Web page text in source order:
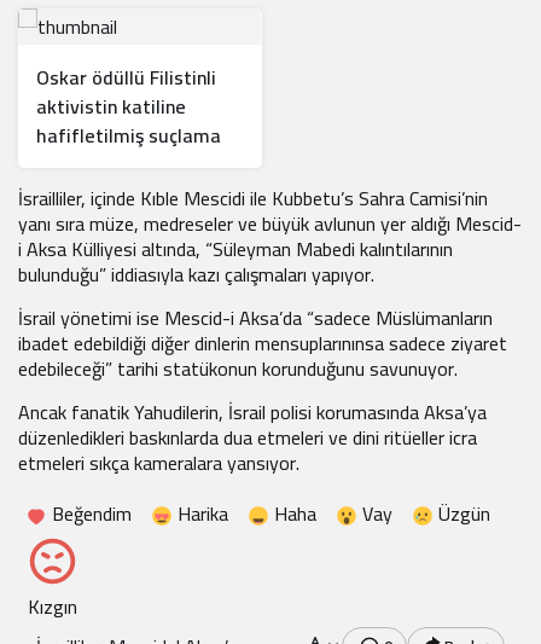
Oskar ödüllü Filistinli
aktivistin katiline
hafifletilmiş suçlama
İsrailliler, içinde Kıble Mescidi ile Kubbetu’s Sahra Camisi’nin
yanı sıra müze, medreseler ve büyük avlunun yer aldığı Mescid-
i Aksa Külliyesi altında, “Süleyman Mabedi kalıntılarının
bulunduğu” iddiasıyla kazı çalışmaları yapıyor.
İsrail yönetimi ise Mescid-i Aksa’da “sadece Müslümanların
ibadet edebildiği diğer dinlerin mensuplarınınsa sadece ziyaret
edebileceği” tarihi statükonun korunduğunu savunuyor.
Ancak fanatik Yahudilerin, İsrail polisi korumasında Aksa’ya
düzenledikleri baskınlarda dua etmeleri ve dini ritüeller icra
etmeleri sıkça kameralara yansıyor.
Beğendim
Harika Haha Vay Üzgün
Kızgın